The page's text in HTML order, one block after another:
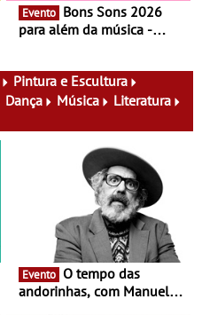
Evento
para além da música -
atividades para toda a
família e muito mais
Pintura e Escultura
Dança Música
Literatura
Evento
andorinhas, com Manuel